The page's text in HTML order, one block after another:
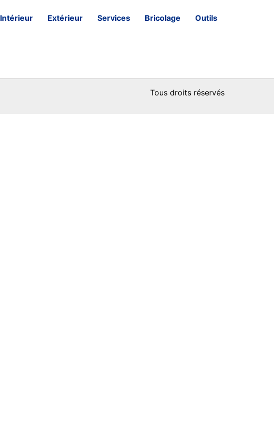
Intérieur Extérieur Services Bricolage Outils
Tous droits réservés